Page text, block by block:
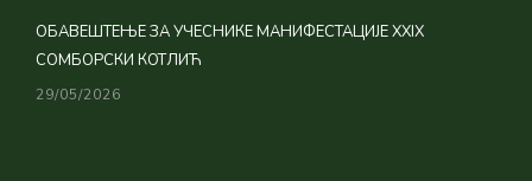
ОБАВЕШТЕЊЕ ЗА УЧЕСНИКЕ МАНИФЕСТАЦИЈЕ XXIX
СОМБОРСКИ КОТЛИЋ
29/05/2026